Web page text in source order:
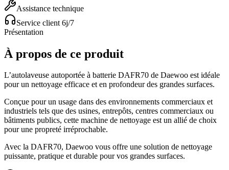
Assistance technique
Service client 6j/7
Présentation
À propos de ce produit
L’autolaveuse autoportée à batterie DAFR70 de Daewoo est idéale
pour un nettoyage efficace et en profondeur des grandes surfaces.
Conçue pour un usage dans des environnements commerciaux et
industriels tels que des usines, entrepôts, centres commerciaux ou
bâtiments publics, cette machine de nettoyage est un allié de choix
pour une propreté irréprochable.
Avec la DAFR70, Daewoo vous offre une solution de nettoyage
puissante, pratique et durable pour vos grandes surfaces.